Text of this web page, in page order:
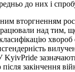
до них і
вторгненням
над тим,
хвороб
KyivPride
закінчення